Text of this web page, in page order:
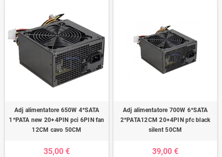
Adj alimentatore 650W 4*SATA
1*PATA new 20+4PIN pci 6PIN fan
12CM cavo 50CM
35,00 €
Adj alimentatore 700W 6*SATA
2*PATA12CM 20+4PIN pfc black
silent 50CM
39,00 €